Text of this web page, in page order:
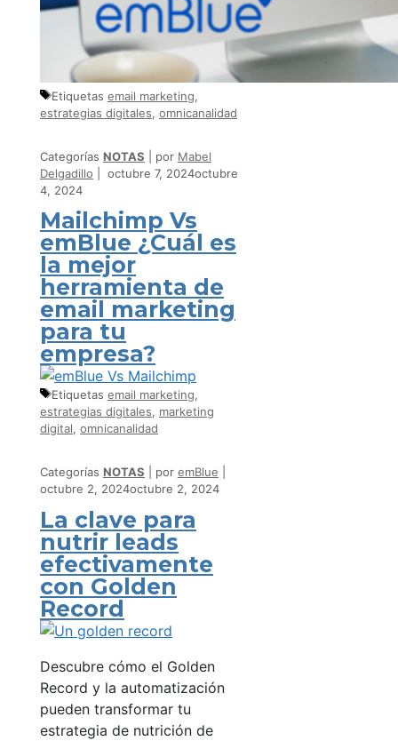
Etiquetas email marketing,
estrategias digitales, omnicanalidad
Categorías NOTAS por Mabel
Delgadillo
octubre 7, 2024octubre
4, 2024
Mailchimp Vs
emBlue ¿Cuál es
la mejor
herramienta de
email marketing
para tu
empresa?
Etiquetas email marketing,
estrategias digitales, marketing
digital, omnicanalidad
Categorías NOTAS por emBlue
octubre 2, 2024octubre 2, 2024
La clave para
nutrir leads
efectivamente
con Golden
Record
Descubre cómo el Golden
Record y la automatización
pueden transformar tu
estrategia de nutrición de